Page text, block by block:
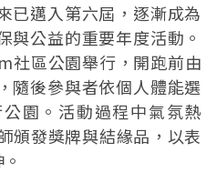
已邁入第六屆，逐漸成為
與公益的重要年度活動。
社區公園舉行，開跑前由
隨後參與者依個人體能選
園。活動過程中氣氛熱
頒發獎牌與結緣品，以表